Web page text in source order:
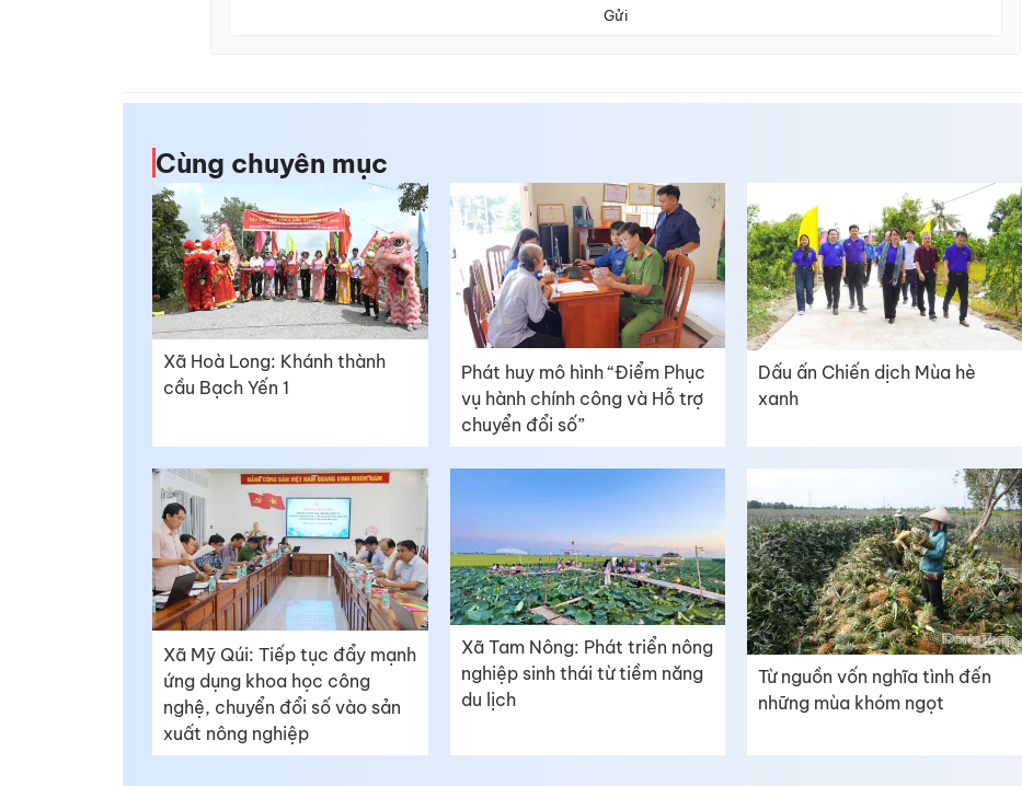
Gửi
Cùng chuyên mục
Xã Hoà Long: Khánh thành
cầu Bạch Yến 1
Phát huy mô hình “Điểm Phục
vụ hành chính công và Hỗ trợ
chuyển đổi số”
Dấu ấn Chiến dịch Mùa hè
xanh
Xã Mỹ Qúi: Tiếp tục đẩy mạnh
ứng dụng khoa học công
nghệ, chuyển đổi số vào sản
xuất nông nghiệp
Xã Tam Nông: Phát triển nông
nghiệp sinh thái từ tiềm năng
du lịch
Từ nguồn vốn nghĩa tình đến
những mùa khóm ngọt